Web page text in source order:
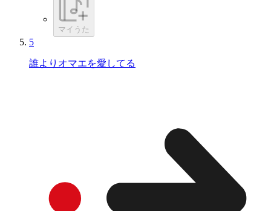
マイうた
5
誰よりオマエを愛してる